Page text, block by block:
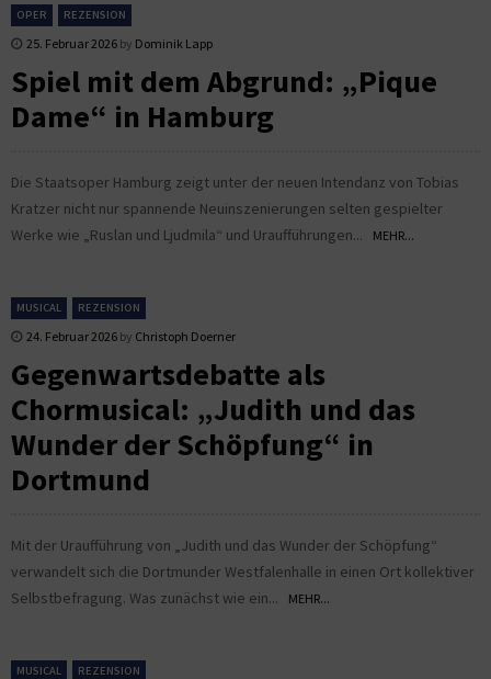
OPER REZENSION
25. Februar 2026 by Dominik Lapp
Spiel mit dem Abgrund: „Pique
Dame“ in Hamburg
Die Staatsoper Hamburg zeigt unter der neuen Intendanz von Tobias
Kratzer nicht nur spannende Neuinszenierungen selten gespielter
Werke wie „Ruslan und Ljudmila“ und Uraufführungen...
MEHR...
MUSICAL REZENSION
24. Februar 2026 by Christoph Doerner
Gegenwartsdebatte als
Chormusical: „Judith und das
Wunder der Schöpfung“ in
Dortmund
Mit der Uraufführung von „Judith und das Wunder der Schöpfung“
verwandelt sich die Dortmunder Westfalenhalle in einen Ort kollektiver
Selbstbefragung. Was zunächst wie ein...
MEHR...
MUSICAL REZENSION